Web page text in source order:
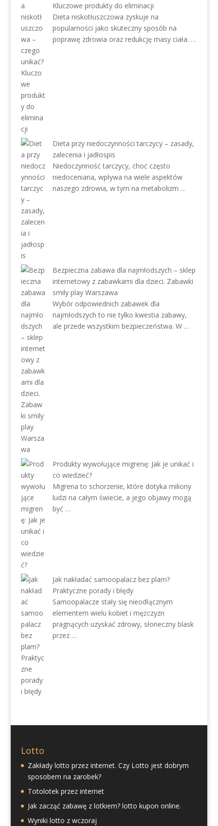
Kluczowe produkty do eliminacji
Dieta niskotłuszczowa zyskuje na
popularności jako skuteczny sposób na
poprawę zdrowia oraz redukcję masy ciała. …
Dieta przy niedoczynności tarczycy – zasady,
zalecenia i jadłospis
Niedoczynność tarczycy, choć często
niedoceniana, wpływa na wiele aspektów
naszego zdrowia, w tym na metabolizm …
Bezpieczna zabawa dla najmłodszych – sklep
internetowy z zabawkami dla dzieci. Zabawki
smily play Warszawa
Wybór odpowiednich zabawek dla
najmłodszych to nie tylko kwestia zabawy,
ale przede wszystkim bezpieczeństwa. W …
Produkty wywołujące migrenę: Jak je unikać i
co wiedzieć?
Migrena to schorzenie, które dotyka miliony
ludzi na całym świecie, a jego objawy mogą
być …
Jak nakładać samoopalacz bez plam?
Praktyczne porady i błędy
Samoopalacze stały się nieodłącznym
elementem wielu kobiet i mężczyzn
pragnących uzyskać zdrowy, słoneczny blask
przez …
Lotto
Zakłady lotto przez internet. Czy Lotto jest dobrym
sposobem na zarobek?
Totolotek przez internet
Jak zacząć zabawę z lotkiem? lotto kupon online.
Wyniki lotto z wczoraj